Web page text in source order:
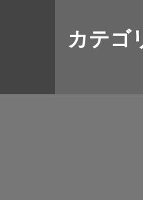
カテゴ
取扱店